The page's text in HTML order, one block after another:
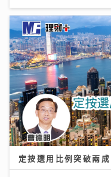
定按選用比例突破兩